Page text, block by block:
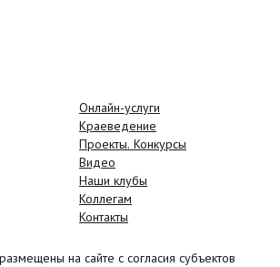
Онлайн-услуги
Краеведение
Проекты. Конкурсы
Видео
Наши клубы
Коллегам
Контакты
на сайте с согласия субъектов